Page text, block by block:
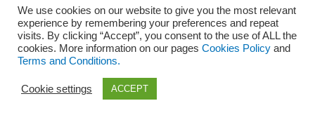
Copyright © Todos los derechos reservados por
We use cookies on our website to give you the most relevant
experience by remembering your preferences and repeat
visits. By clicking “Accept”, you consent to the use of ALL the
cookies. More information on our pages Cookies Policy and
Terms and Conditions.
Cookie settings ACCEPT